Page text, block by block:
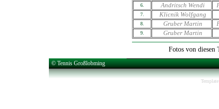
6. Andritsch Wendi
7. Klicnik Wolfgang
8. Gruber Martin
9. Gruber Martin
Fotos von
© Tennis Großlobming